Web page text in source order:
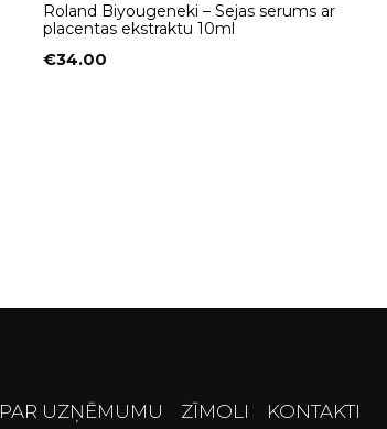
Roland Biyougeneki – Sejas serums ar
placentas ekstraktu 10ml
€34.00
PAR UZŅĒMUMU ZĪMOLI KONTAKTI